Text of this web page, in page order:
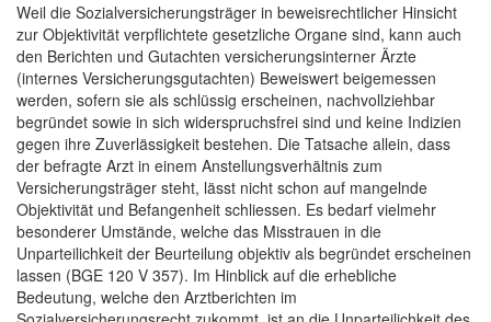
Weil die Sozialversicherungsträger in beweisrechtlicher Hinsicht
zur Objektivität verpflichtete gesetzliche Organe sind, kann auch
den Berichten und Gutachten versicherungsinterner Ärzte
(internes Versicherungsgutachten) Beweiswert beigemessen
werden, sofern sie als schlüssig erscheinen, nachvollziehbar
begründet sowie in sich widerspruchsfrei sind und keine Indizien
gegen ihre Zuverlässigkeit bestehen. Die Tatsache allein, dass
der befragte Arzt in einem Anstellungsverhältnis zum
Versicherungsträger steht, lässt nicht schon auf mangelnde
Objektivität und Befangenheit schliessen. Es bedarf vielmehr
besonderer Umstände, welche das Misstrauen in die
Unparteilichkeit der Beurteilung objektiv als begründet erscheinen
lassen (BGE 120 V 357). Im Hinblick auf die erhebliche
Bedeutung, welche den Arztberichten im